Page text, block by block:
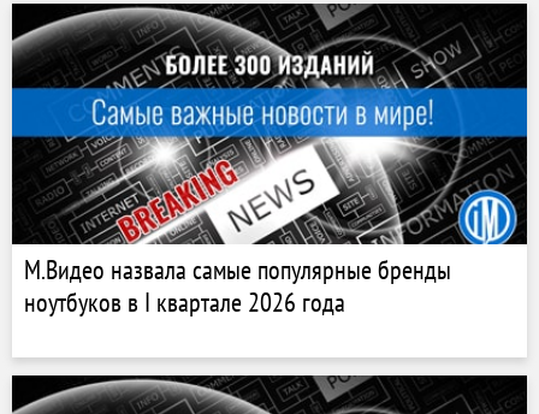
М.Видео назвала самые популярные бренды
ноутбуков в I квартале 2026 года